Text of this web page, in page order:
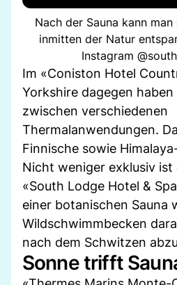
Nach der Sauna kann
inmitten der Natur
Instagram
Im «Coniston Hotel
Yorkshire dagegen haben
zwischen verschiedenen
Thermalanwendungen.
Finnische sowie
Nicht weniger exklusiv ist
«South Lodge Hotel &
einer botanischen Sauna
Wildschwimmbecken
nach dem Schwitzen
Sonne trifft